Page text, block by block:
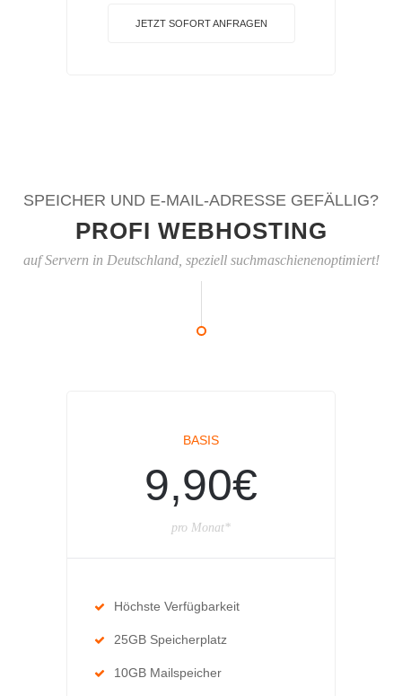
JETZT SOFORT ANFRAGEN
SPEICHER UND E-MAIL-ADRESSE GEFÄLLIG?
PROFI WEBHOSTING
auf Servern in Deutschland, speziell suchmaschienenoptimiert!
BASIS
9,90€
pro Monat*
Höchste Verfügbarkeit
25GB Speicherplatz
10GB Mailspeicher